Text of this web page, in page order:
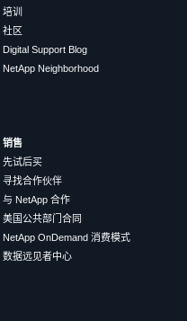
培训
社区
Digital Support Blog
NetApp Neighborhood
销售
先试后买
寻找合作伙伴
与 NetApp 合作
美国公共部门合同
NetApp OnDemand 消费模式
数据远见者中心